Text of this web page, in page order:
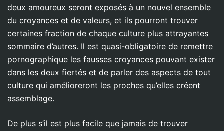
deux amoureux seront exposés à un nouvel ensemble
du croyances et de valeurs, et ils pourront trouver
certaines fraction de chaque culture plus attrayantes
sommaire d’autres. Il est quasi-obligatoire de remettre
pornographique les fausses croyances pouvant exister
dans les deux fiertés et de parler des aspects de tout
culture qui amélioreront les proches qu’elles créent
assemblage.
De plus s’il est plus facile que jamais de trouver